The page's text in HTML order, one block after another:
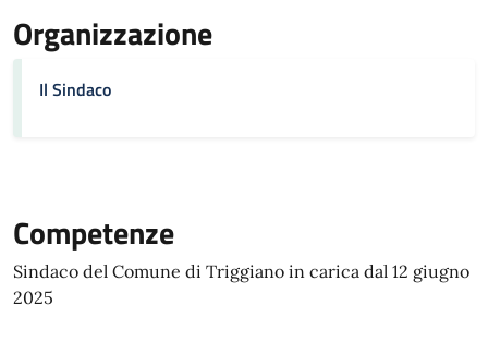
Organizzazione
Il Sindaco
Competenze
Sindaco del Comune di Triggiano in carica dal 12 giugno
2025